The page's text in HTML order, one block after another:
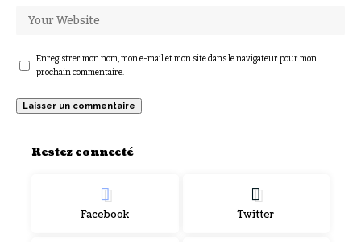
Enregistrer mon nom, mon e-mail et mon site dans le navigateur pour mon
prochain commentaire.
Restez connecté
Facebook Twitter